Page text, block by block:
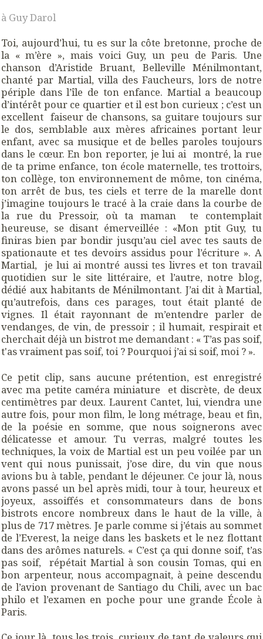
à Guy Darol
Toi, aujourd’hui, tu es sur la côte bretonne, proche de
la « m’ère », mais voici Guy, un peu de Paris. Une
chanson d’Aristide Bruant, Belleville Ménilmontant,
chanté par Martial, villa des Faucheurs, lors de notre
périple dans l’île de ton enfance. Martial a beaucoup
d’intérêt pour ce quartier et il est bon curieux ; c’est un
excellent faiseur de chansons, sa guitare toujours sur
le dos, semblable aux mères africaines portant leur
enfant, avec sa musique et de belles paroles toujours
dans le cœur. En bon reporter, je lui ai montré, la rue
de ta prime enfance, ton école maternelle, tes trottoirs,
ton collège, ton environnement de môme, ton cinéma,
ton arrêt de bus, tes ciels et terre de la marelle dont
j’imagine toujours le tracé à la craie dans la courbe de
la rue du Pressoir, où ta maman te contemplait
heureuse, se disant émerveillée : «Mon ptit Guy, tu
finiras bien par bondir jusqu’au ciel avec tes sauts de
spationaute et tes devoirs assidus pour l’écriture ». A
Martial, je lui ai montré aussi tes livres et ton travail
quotidien sur le site littéraire, et l’autre, notre blog,
dédié aux habitants de Ménilmontant. J’ai dit à Martial,
qu’autrefois, dans ces parages, tout était planté de
vignes. Il était rayonnant de m’entendre parler de
vendanges, de vin, de pressoir ; il humait, respirait et
cherchait déjà un bistrot me demandant : « T’as pas soif,
t'as vraiment pas soif, toi ? Pourquoi j’ai si soif, moi ? ».
Ce petit clip, sans aucune prétention, est enregistré
avec ma petite caméra miniature et discrète, de deux
centimètres par deux. Laurent Cantet, lui, viendra une
autre fois, pour mon film, le long métrage, beau et fin,
de la poésie en somme, que nous soignerons avec
délicatesse et amour. Tu verras, malgré toutes les
techniques, la voix de Martial est un peu voilée par un
vent qui nous punissait, j’ose dire, du vin que nous
avions bu à table, pendant le déjeuner. Ce jour là, nous
avons passé un bel après midi, tour à tour, heureux et
joyeux, assoiffés et consommateurs dans de bons
bistrots encore nombreux dans le haut de la ville, à
plus de 717 mètres. Je parle comme si j’étais au sommet
de l’Everest, la neige dans les baskets et le nez flottant
dans des arômes naturels. « C’est ça qui donne soif, t’as
pas soif, répétait Martial à son cousin Tomas, qui en
bon arpenteur, nous accompagnait, à peine descendu
de l’avion provenant de Santiago du Chili, avec un bac
philo et l’examen en poche pour une grande École à
Paris.